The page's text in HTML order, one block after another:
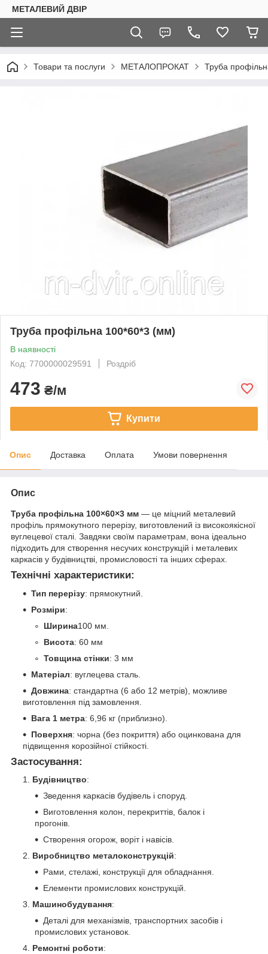
МЕТАЛЕВИЙ ДВІР
Товари та послуги МЕТАЛОПРОКАТ Труба
Труба профільна 100*60*3 (мм)
В наявності
Код: 7700000029591
Роздріб
473 ₴/м
Купити
Опис Доставка Оплата Умови повернення
Опис
Труба профільна 100×60×3 мм — це міцний металевий
профіль прямокутного перерізу, виготовлений із високоякісної
вуглецевої сталі. Завдяки своїм параметрам, вона ідеально
підходить для створення несучих конструкцій і металевих
каркасів у будівництві, промисловості та інших сферах.
Технічні характеристики:
Тип перерізу: прямокутний.
Розміри:
Ширина100 мм.
Висота: 60 мм
Товщина стінки: 3 мм
Матеріал: вуглецева сталь.
Довжина: стандартна (6 або 12 метрів), можливе
виготовлення під замовлення.
Вага 1 метра: 6,96 кг (приблизно).
Поверхня: чорна (без покриття) або оцинкована для
підвищення корозійної стійкості.
Застосування:
Будівництво:
Зведення каркасів будівель і споруд.
Виготовлення колон, перекриттів, балок і
прогонів.
Створення огорож, воріт і навісів.
Виробництво металоконструкцій:
Рами, стелажі, конструкції для обладнання.
Елементи промислових конструкцій.
Машинобудування:
Деталі для механізмів, транспортних засобів і
промислових установок.
Ремонтні роботи: